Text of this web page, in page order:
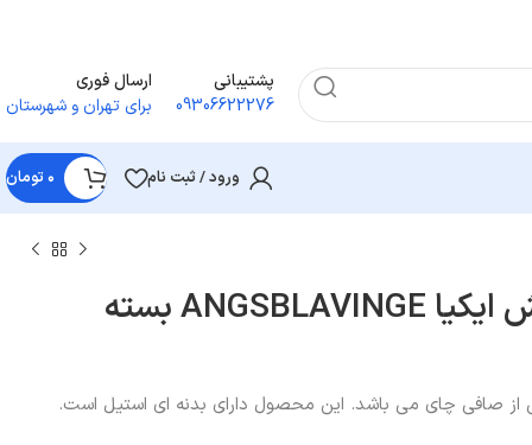
پشتیبانی
09306622276
ارسال فوری
برای تهران و شهرستان
ورود / ثبت نام ۰تومان
صافی چای و دمنوش ایکیا ANGSBLAVINGE بسته
صافی چای می باشد. این محصول دارای بدنه ای استیل است.